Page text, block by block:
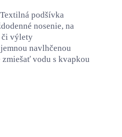
Textilná podšívka
nosenie, na
či výlety
navlhčenou
vodu s kvapkou